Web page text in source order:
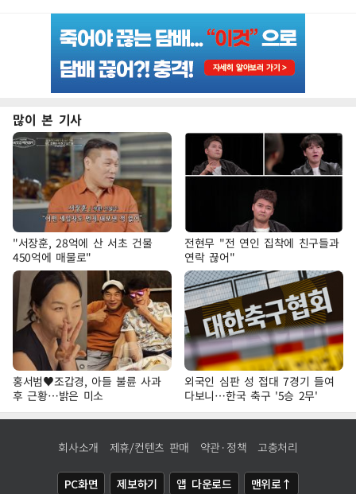
많이 본 기사
"서장훈, 28억에 산 서초 건물
450억에 매물로"
전현무 "전 연인 집착에 친구들과
연락 끊어"
홍서범♥조갑경, 아들 불륜 사과
후 근황…밝은 미소
외국인 심판 성 접대 7경기 들여
다보니…한국 축구 '5승 2무'
회사소개 제휴/컨텐츠 판매 약관·정책 고충처리
PC화면 제보하기 앱 다운로드 맨위로↑